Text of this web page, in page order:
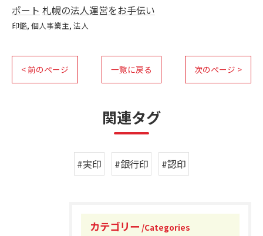
ポート 札幌の法人運営をお手伝い
印鑑 個人事業主 法人
< 前のページ 一覧に戻る 次のページ >
関連タグ
#実印 #銀行印 #認印
カテゴリー Categories